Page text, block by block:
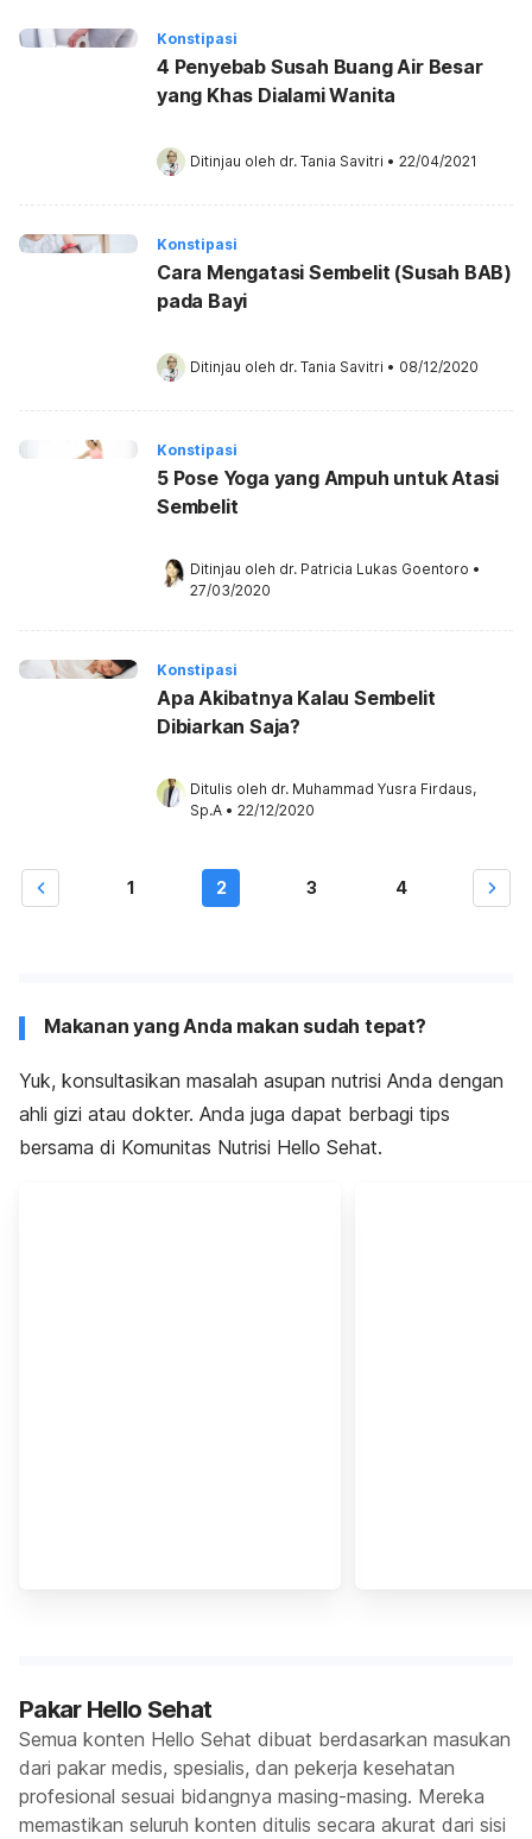
Konstipasi
4 Penyebab Susah Buang Air Besar
yang Khas Dialami Wanita
Ditinjau oleh dr. Tania Savitri • 22/04/2021
Konstipasi
Cara Mengatasi Sembelit (Susah BAB)
pada Bayi
Ditinjau oleh dr. Tania Savitri • 08/12/2020
Konstipasi
5 Pose Yoga yang Ampuh untuk Atasi
Sembelit
Ditinjau oleh dr. Patricia Lukas Goentoro •
27/03/2020
Konstipasi
Apa Akibatnya Kalau Sembelit
Dibiarkan Saja?
Ditulis oleh dr. Muhammad Yusra Firdaus,
Sp.A • 22/12/2020
1 2 3 4
Makanan yang Anda makan sudah tepat?
Yuk, konsultasikan masalah asupan nutrisi Anda dengan
ahli gizi atau dokter. Anda juga dapat berbagi tips
bersama di Komunitas Nutrisi Hello Sehat.
Pakar Hello Sehat
Semua konten Hello Sehat dibuat berdasarkan masukan
dari pakar medis, spesialis, dan pekerja kesehatan
profesional sesuai bidangnya masing-masing. Mereka
memastikan seluruh konten ditulis secara akurat dari sisi